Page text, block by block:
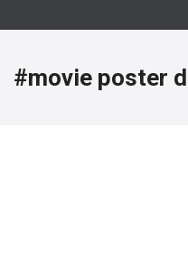
#movie poster